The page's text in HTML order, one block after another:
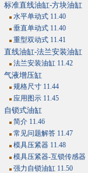
标准直线油缸-方块油缸
水平单动式 11.40
垂直单动式 11.40
重型双动式 11.41
直线油缸-法兰安装油缸
法兰安装油缸 11.42
气液增压缸
规格尺寸 11.44
应用图示 11.45
自锁式油缸
简介 11.46
常见问题解答 11.47
模具压紧器 11.48
模具压紧器-互锁传感器
强力自锁油缸 11.50